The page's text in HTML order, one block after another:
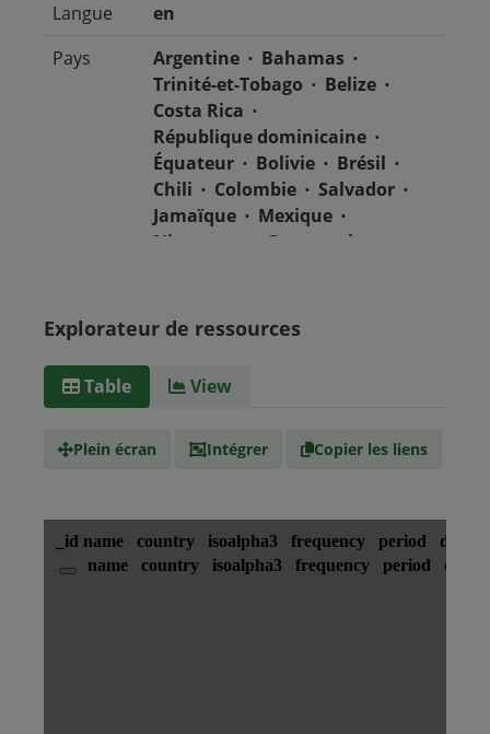
Langue
en
Pays
Argentine
Bahamas
Trinité-et-Tobago
Belize
Costa Rica
République dominicaine
Équateur
Bolivie
Brésil
Chili
Colombie
Salvador
Jamaïque
Mexique
Nicaragua
Guatemala
Venezuela
Barbade
Type de
text/csv
Explorateur de ressources
Table View
Plein écran Intégrer Copier les liens